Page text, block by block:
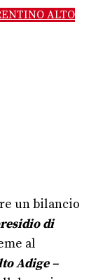
ALTO
un bilancio
di
al
Adige –